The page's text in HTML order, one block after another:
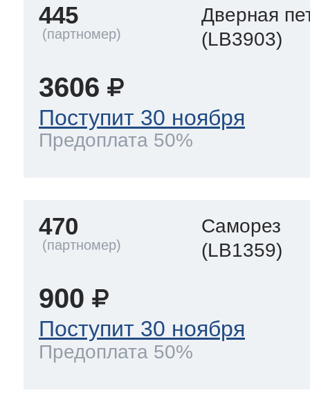
445
Дверная
(LB3903)
3606
Поступит 30 ноября
Предоплата 50%
470
Саморез
(LB1359)
900
Поступит 30 ноября
Предоплата 50%